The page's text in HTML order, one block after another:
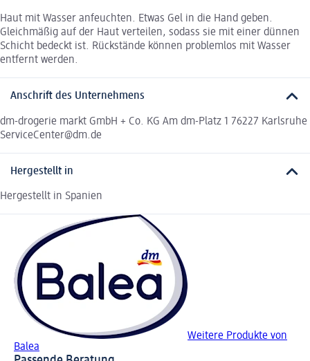
Haut mit Wasser anfeuchten. Etwas Gel in die Hand geben.
Gleichmäßig auf der Haut verteilen, sodass sie mit einer dünnen
Schicht bedeckt ist. Rückstände können problemlos mit Wasser
entfernt werden.
Anschrift des Unternehmens
dm-drogerie markt GmbH + Co. KG Am dm-Platz 1 76227 Karlsruhe
ServiceCenter@dm.de
Hergestellt in
Hergestellt in Spanien
Weitere Produkte von
Balea